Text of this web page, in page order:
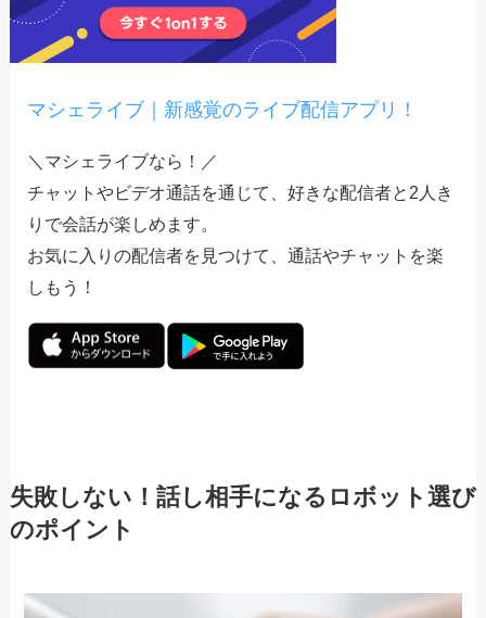
マシェライブ｜新感覚のライブ配信アプリ！
＼マシェライブなら！／
チャットやビデオ通話を通じて、好きな配信者と2人き
りで会話が楽しめます。
お気に入りの配信者を見つけて、通話やチャットを楽
しもう！
失敗しない！話し相手になるロボット選び
のポイント